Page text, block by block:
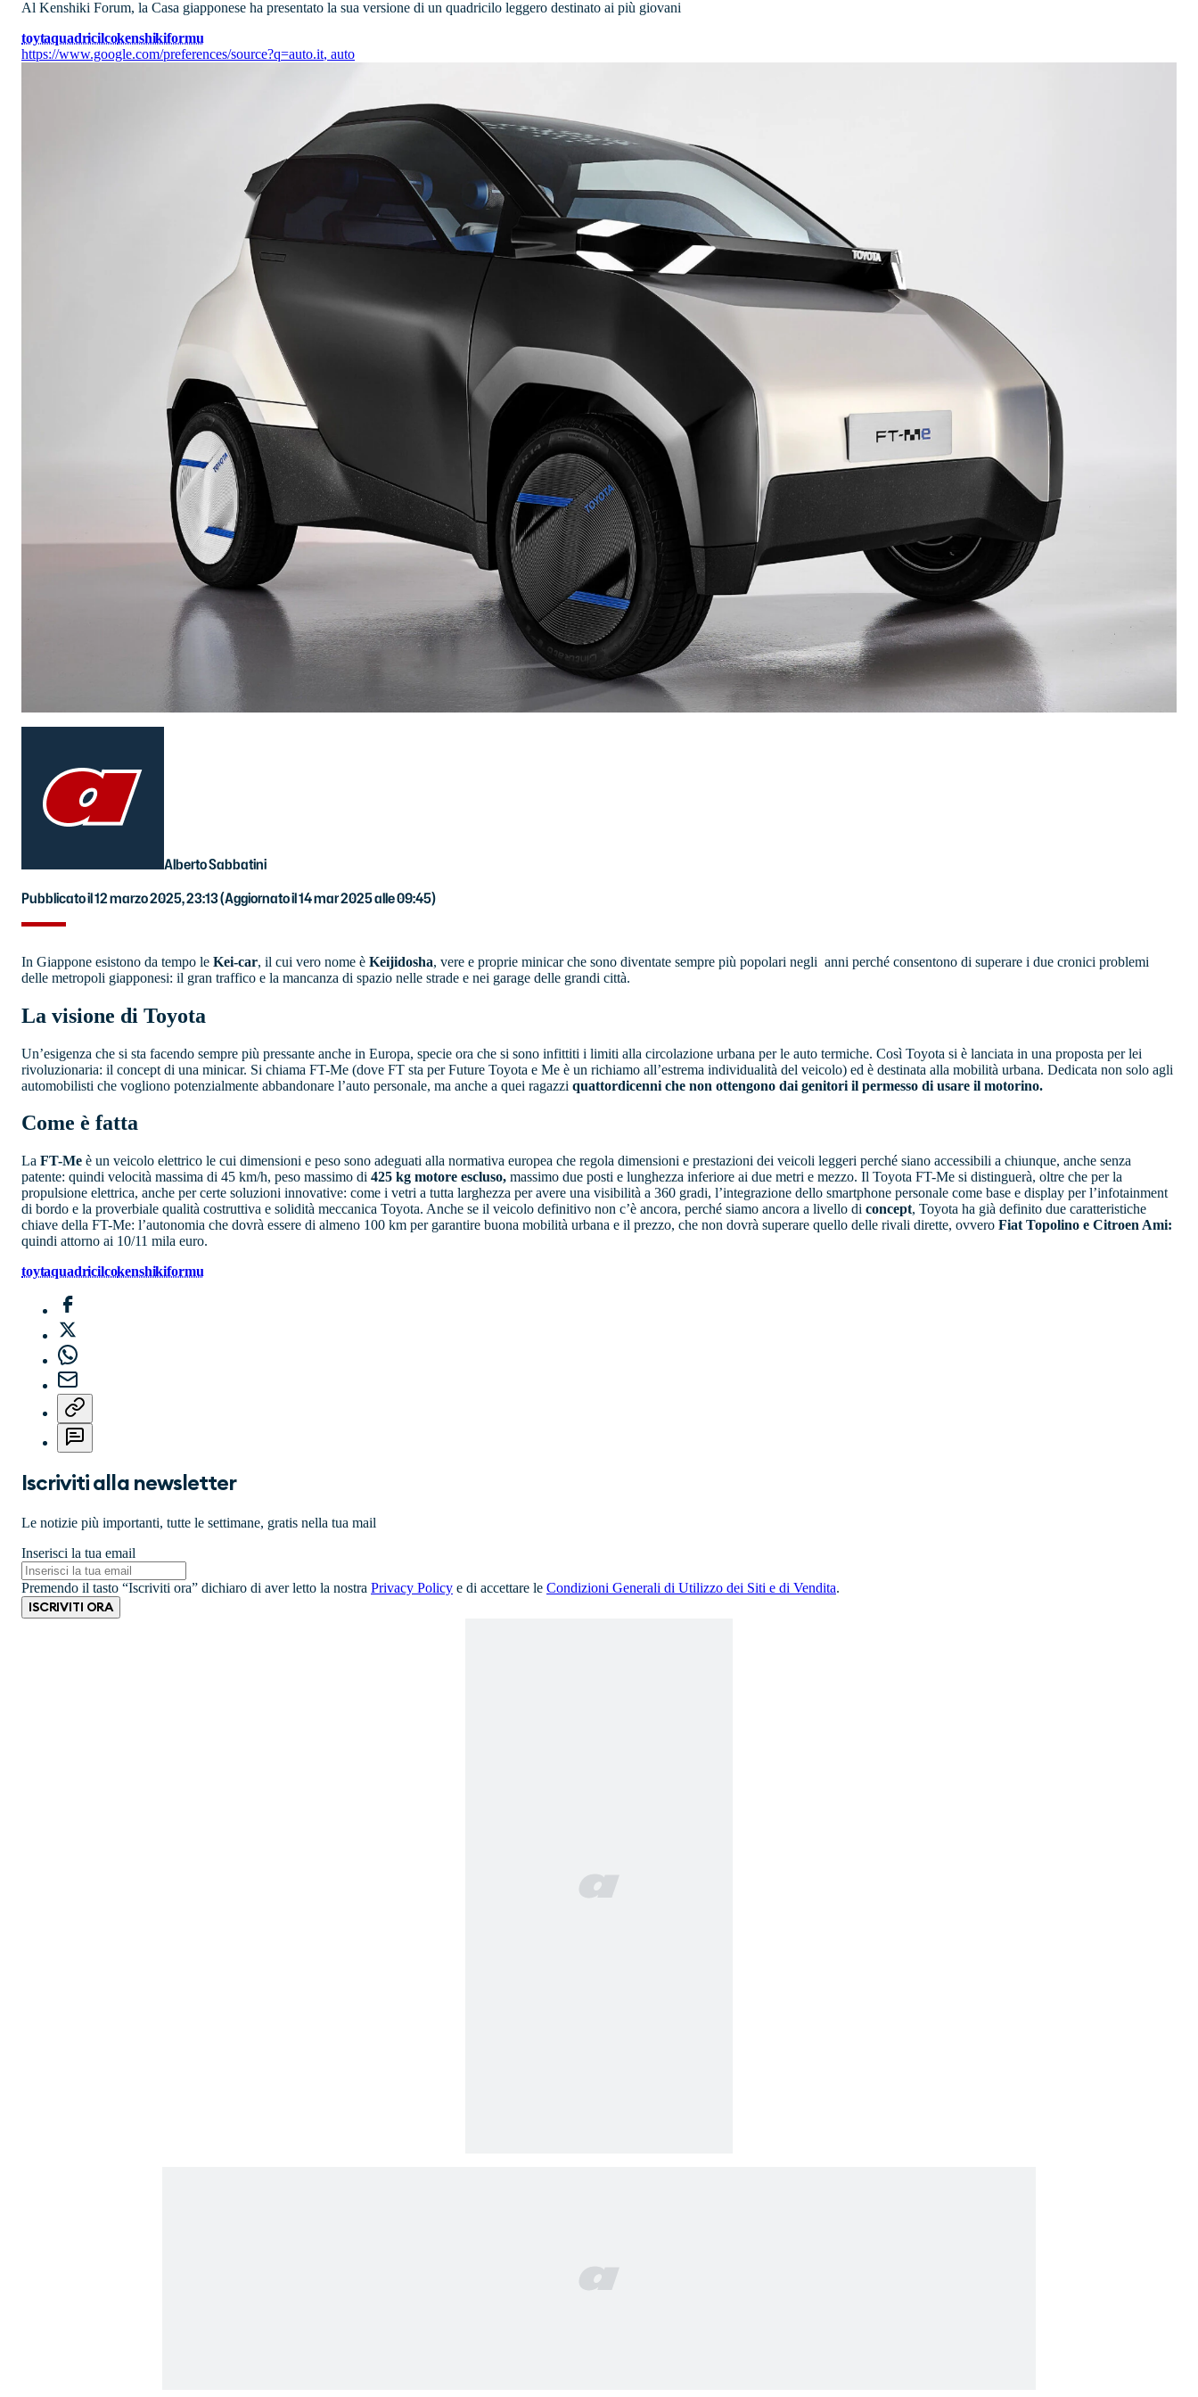
Al Kenshiki Forum, la Casa giapponese ha presentato la sua versione di un quadricilo leggero destinato ai più giovani
toytaquadricilcokenshikiformu
https://www.google.com/preferences/source?q=auto.it, auto
Alberto Sabbatini
Pubblicato il 12 marzo 2025, 23:13(Aggiornato il 14 mar 2025 alle 09:45)
In Giappone esistono da tempo le Kei-car, il cui vero nome è Keijidosha, vere e proprie minicar che sono diventate sempre più popolari negli anni perché consentono di superare i due cronici problemi
delle metropoli giapponesi: il gran traffico e la mancanza di spazio nelle strade e nei garage delle grandi città.
La visione di Toyota
Un’esigenza che si sta facendo sempre più pressante anche in Europa, specie ora che si sono infittiti i limiti alla circolazione urbana per le auto termiche. Così Toyota si è lanciata in una proposta per lei
rivoluzionaria: il concept di una minicar. Si chiama FT-Me (dove FT sta per Future Toyota e Me è un richiamo all’estrema individualità del veicolo) ed è destinata alla mobilità urbana. Dedicata non solo agli
automobilisti che vogliono potenzialmente abbandonare l’auto personale, ma anche a quei ragazzi quattordicenni che non ottengono dai genitori il permesso di usare il motorino.
Come è fatta
La FT-Me è un veicolo elettrico le cui dimensioni e peso sono adeguati alla normativa europea che regola dimensioni e prestazioni dei veicoli leggeri perché siano accessibili a chiunque, anche senza
patente: quindi velocità massima di 45 km/h, peso massimo di 425 kg motore escluso, massimo due posti e lunghezza inferiore ai due metri e mezzo. Il Toyota FT-Me si distinguerà, oltre che per la
propulsione elettrica, anche per certe soluzioni innovative: come i vetri a tutta larghezza per avere una visibilità a 360 gradi, l’integrazione dello smartphone personale come base e display per l’infotainment
di bordo e la proverbiale qualità costruttiva e solidità meccanica Toyota. Anche se il veicolo definitivo non c’è ancora, perché siamo ancora a livello di concept, Toyota ha già definito due caratteristiche
chiave della FT-Me: l’autonomia che dovrà essere di almeno 100 km per garantire buona mobilità urbana e il prezzo, che non dovrà superare quello delle rivali dirette, ovvero Fiat Topolino e Citroen Ami:
quindi attorno ai 10/11 mila euro.
toytaquadricilcokenshikiformu
Iscriviti alla newsletter
Le notizie più importanti, tutte le settimane, gratis nella tua mail
Inserisci la tua email
Premendo il tasto “Iscriviti ora” dichiaro di aver letto la nostra Privacy Policy e di accettare le Condizioni Generali di Utilizzo dei Siti e di Vendita.
ISCRIVITI ORA